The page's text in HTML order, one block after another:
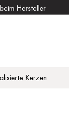
Hersteller
Kerzen